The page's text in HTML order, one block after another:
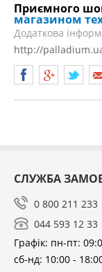
Приємного
магазином
Додаткова
http://
СЛУЖБА
0 800 211 233
044 593 12 33
Графік: пн-пт:
сб-нд: 10:00 -